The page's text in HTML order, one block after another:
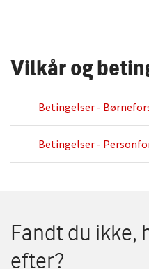
Vilkår og
Betingelser -
Betingelser -
Fandt du ikke,
efter?